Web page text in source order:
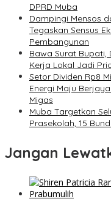
DPRD Muba
Dampingi Mensos
Tegaskan Sensus
Pembangunan
Bawa Surat Bupati,
Kerja Lokal Jadi
Setor Dividen Rp8
Energi Maju
Migas
Muba Targetkan
Prasekolah, 15
Jangan